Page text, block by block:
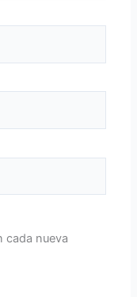
cada nueva